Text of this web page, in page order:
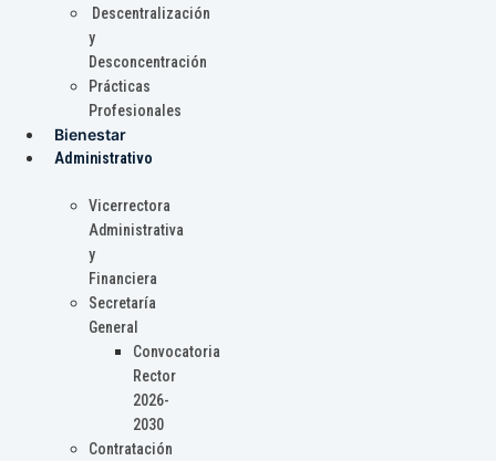
Descentralización
y
Desconcentración
Prácticas
Profesionales
Bienestar
Administrativo
Vicerrectora
Administrativa
y
Financiera
Secretaría
General
Convocatoria
Rector
2026-
2030
Contratación